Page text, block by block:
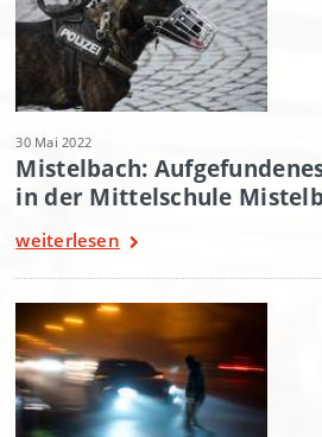
30 Mai 2022
Mistelbach:
in der Mittelschule
weiterlesen